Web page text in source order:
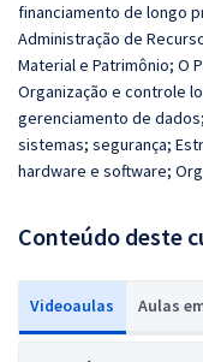
financiamento de longo
Administração de
Material e Patrimônio; O
Organização e controle
gerenciamento de
sistemas; segurança;
hardware e software;
Conteúdo deste
Videoaulas Aulas